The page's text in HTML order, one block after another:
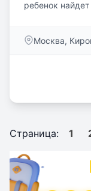
ребенок
Москва,
Страница: 1